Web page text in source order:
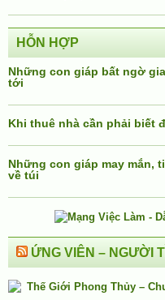
HỖN HỢP
Những con giáp bất ngờ
tới
Khi thuê nhà cần phải biết
Những con giáp may mắn,
về túi
ỨNG VIÊN – NGƯỜI